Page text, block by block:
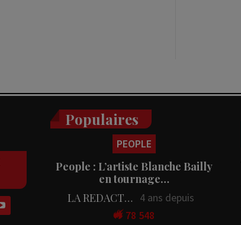
Populaires
PEOPLE
People : L’artiste Blanche Bailly
en tournage…
LA REDACTION
4 ans depuis
78 548